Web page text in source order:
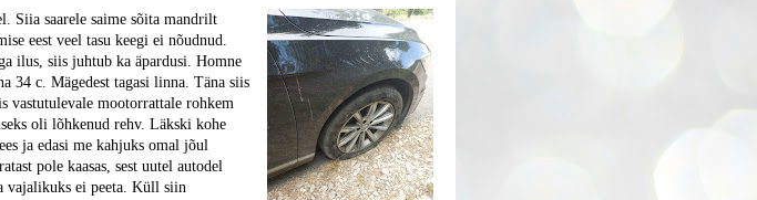
Siia saarele saime sõita mandrilt
eest veel tasu keegi ei nõudnud.
ilus, siis juhtub ka äpardusi. Homne
34 c. Mägedest tagasi linna. Täna siis
vastutulevale mootorrattale rohkem
oli lõhkenud rehv. Läkski kohe
ja edasi me kahjuks omal jõul
pole kaasas, sest uutel autodel
vajalikuks ei peeta. Küll siin